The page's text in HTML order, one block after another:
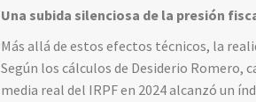
Una subida silenciosa de la presión
Más allá de estos efectos técnicos, la
Según los cálculos de Desiderio Romero,
media real del IRPF en 2024 alcanzó un